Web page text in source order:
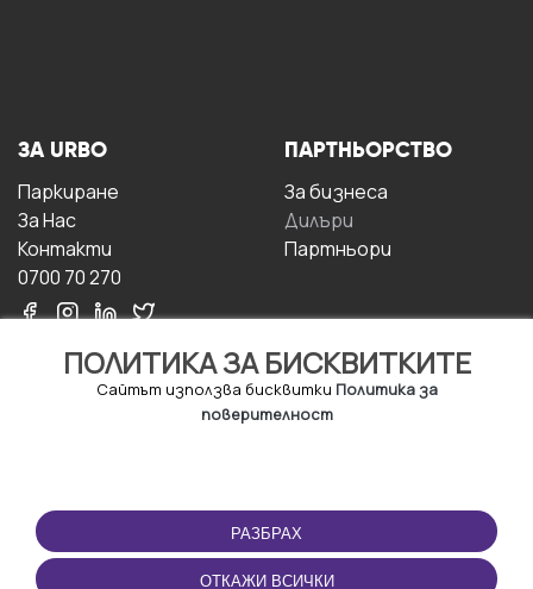
ПОЛИТИКА ЗА БИСКВИТКИТЕ
Сайтът използва бисквитки Политика за
поверителност
РАЗБРАХ
ОТКАЖИ ВСИЧКИ
ЗА URBO
Паркиране
За Hас
Контакти
0700 70 270
ПАРТНЬОРСТВО
За бизнесa
Дилъри
Партньори
ПОЛЗВАНЕ
Правила и условия за
ползване
ПРИЛОЖЕНИЕТО